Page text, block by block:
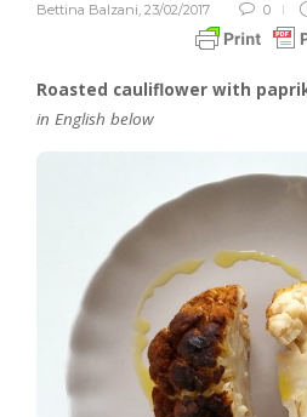
Bettina Balzani, 23/02/2017 0
Roasted cauliflower with
in English below